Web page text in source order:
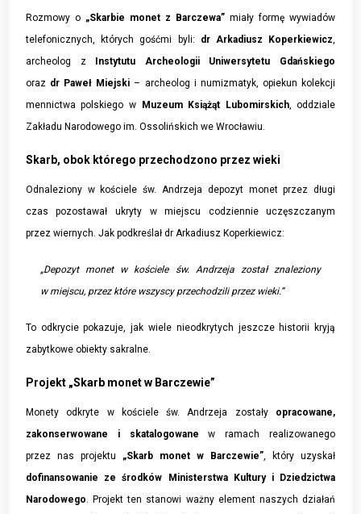
Rozmowy o„Skarbie monet z Barczewa” miały formę wywiadów
telefonicznych, których gośćmi byli: dr Arkadiusz Koperkiewicz
archeolog z Instytutu Archeologii Uniwersytetu Gdańskiego
oraz dr Paweł Miejski – archeolog i numizmatyk, opiekun kolekcji
mennictwa polskiego w Muzeum Książąt Lubomirskich, oddziale
Zakładu Narodowego im. Ossolińskich we Wrocławiu.
Skarb, obok którego przechodzono przez wieki
Odnaleziony w kościele św. Andrzeja depozyt monet przez długi
czas pozostawał ukryty w miejscu codziennie uczęszczanym
przez wiernych. Jak podkreślał dr Arkadiusz Koperkiewicz:
„Depozyt monet w kościele św. Andrzeja został znaleziony
w miejscu, przez które wszyscy przechodzili przez wieki.”
To odkrycie pokazuje, jak wiele nieodkrytych jeszcze historii kryją
zabytkowe obiekty sakralne.
Projekt „Skarb monet w Barczewie”
Monety odkryte w kościele św. Andrzeja zostały opracowane,
zakonserwowane i skatalogowane w ramach realizowanego
przez nas projektu „Skarb monet w Barczewie” , który uzyskał
dofinansowanie ze środków Ministerstwa Kultury i Dziedzictwa
Narodowego . Projekt ten stanowi ważny element naszych działań